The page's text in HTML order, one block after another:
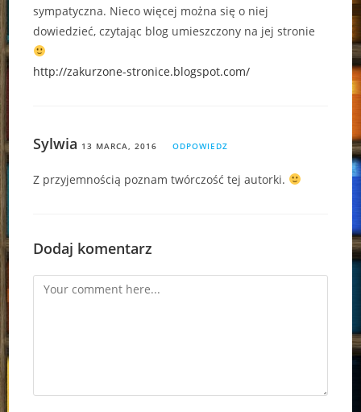
sympatyczna. Nieco więcej można się o niej
dowiedzieć, czytając blog umieszczony na jej stronie
http://zakurzone-stronice.blogspot.com/
Sylwia 13 MARCA, 2016 ODPOWIEDZ
Z przyjemnością poznam twórczość tej autorki.
Dodaj komentarz
Comment